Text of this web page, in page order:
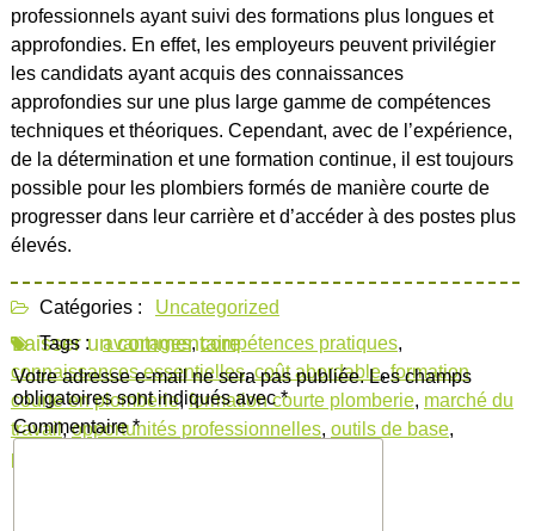
professionnels ayant suivi des formations plus longues et
approfondies. En effet, les employeurs peuvent privilégier
les candidats ayant acquis des connaissances
approfondies sur une plus large gamme de compétences
techniques et théoriques. Cependant, avec de l’expérience,
de la détermination et une formation continue, il est toujours
possible pour les plombiers formés de manière courte de
progresser dans leur carrière et d’accéder à des postes plus
élevés.
Catégories :
Uncategorized
Tags : avantages,compétences pratiques,
connaissances essentielles,coût abordable,formation
courte en plomberie,formation courte plomberie, marché du
travail,opportunités professionnelles, outils de base,
programme intensif
Laisser un commentaire
Votre adresse e-mail ne sera pas publiée. Les champs
obligatoires sont indiqués avec*
Commentaire*